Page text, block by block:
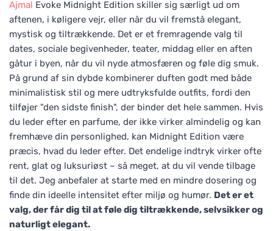
Ajmal Evoke Midnight Edition skiller sig særligt ud om
aftenen, i køligere vejr, eller når du vil fremstå elegant,
mystisk og tiltrækkende. Det er et fremragende valg til
dates, sociale begivenheder, teater, middag eller en aften
gåtur i byen, når du vil nyde atmosfæren og føle dig smuk.
På grund af sin dybde kombinerer duften godt med både
minimalistisk stil og mere udtryksfulde outfits, fordi den
tilføjer "den sidste finish", der binder det hele sammen. Hvis
du leder efter en parfume, der ikke virker almindelig og kan
fremhæve din personlighed, kan Midnight Edition være
præcis, hvad du leder efter. Det endelige indtryk virker ofte
rent, glat og luksuriøst – så meget, at du vil vende tilbage
til det. Jeg anbefaler at starte med en mindre dosering og
finde din ideelle intensitet efter miljø og humør. Det er et
valg, der får dig til at føle dig tiltrækkende, selvsikker og
naturligt elegant.